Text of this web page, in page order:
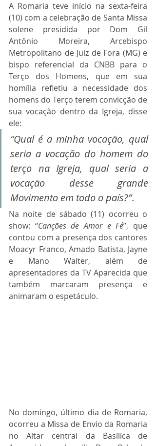
A Romaria teve início na sexta-feira
(10) com a celebração de Santa Missa
solene presidida por Dom Gil
Antônio Moreira, Arcebispo
Metropolitano de Juiz de Fora (MG) e
bispo referencial da CNBB para o
Terço dos Homens, que em sua
homília refletiu a necessidade dos
homens do Terço terem convicção de
sua vocação dentro da Igreja, disse
ele:
“Qual é a minha vocação, qual
seria a vocação do homem do
terço na Igreja, qual seria a
vocação desse grande
Movimento em todo o país?”.
Na noite de sábado (11) ocorreu o
show: “Canções de Amor e Fé”, que
contou com a presença dos cantores
Moacyr Franco, Amado Batista, Jayne
e Mano Walter, além de
apresentadores da TV Aparecida que
também marcaram presença e
animaram o espetáculo.
No domingo, último dia de Romaria,
ocorreu a Missa de Envio da Romaria
no Altar central da Basílica de